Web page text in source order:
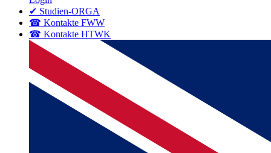
✔ Studien-ORGA
☎ Kontakte FWW
☎ Kontakte HTWK